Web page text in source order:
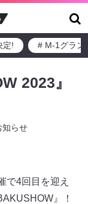
定! # M-1グラン
2023』
知らせ
で4回目を迎え
』！